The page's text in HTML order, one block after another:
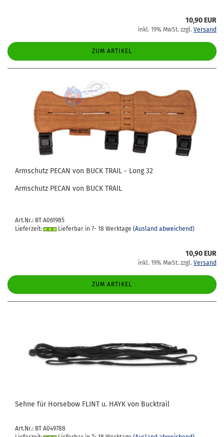
10,90 EUR
inkl. 19% MwSt. zzgl. Versand
ZUM ARTIKEL
Arm­schutz PECAN von BUCK TRAIL - Long 32
Arm­schutz PECAN von BUCK TRAIL
Art.Nr.: BT A061985
Lieferzeit:
Lieferbar in 7- 18 Werktage (Ausland abweichend)
10,90 EUR
inkl. 19% MwSt. zzgl. Versand
ZUM ARTIKEL
Sehne für Hor­se­bow FLINT u. HAYK von Buck­trail
Art.Nr.: BT A049788